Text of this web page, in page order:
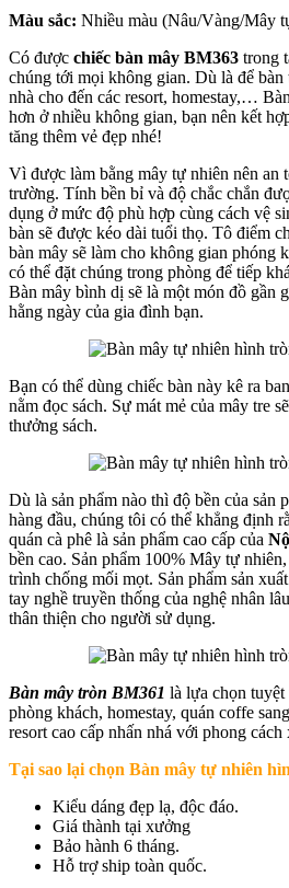
Màu sắc: Nhiều màu (Nâu/Vàng/Mây
Có được chiếc bàn mây BM363 trong
chúng tới mọi không gian. Dù là để
nhà cho đến các resort, homestay,…
hơn ở nhiều không gian, bạn nên kết
tăng thêm vẻ đẹp nhé!
Vì được làm bằng mây tự nhiên nên an
trường. Tính bền bỉ và độ chắc chắn
dụng ở mức độ phù hợp cùng cách vệ
bàn sẽ được kéo dài tuổi thọ. Tô điểm
bàn mây sẽ làm cho không gian phóng
có thể đặt chúng trong phòng để tiếp
Bàn mây bình dị sẽ là một món đồ gần
hằng ngày của gia đình bạn.
Bạn có thể dùng chiếc bàn này kê ra
nằm đọc sách. Sự mát mẻ của mây tre
thưởng sách.
Dù là sản phẩm nào thì độ bền của sản
hàng đầu, chúng tôi có thể khẳng định
quán cà phê là sản phẩm cao cấp của
bền cao. Sản phẩm 100% Mây tự
trình chống mối mọt. Sản phẩm sản
tay nghề truyền thống của nghệ nhân
thân thiện cho người sử dụng.
Bàn mây tròn BM361 là lựa chọn
phòng khách, homestay, quán coffe
resort cao cấp nhấn nhá với phong
Tại sao lại chọn Bàn mây tự nhiên
Kiểu dáng đẹp lạ, độc đáo.
Giá thành tại xưởng
Bảo hành 6 tháng.
Hỗ trợ ship toàn quốc.